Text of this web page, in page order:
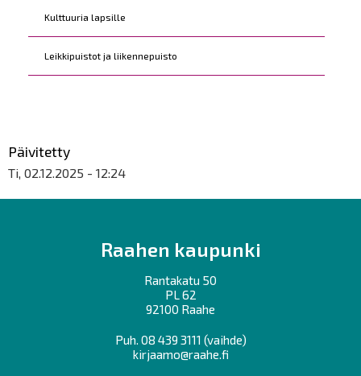
Kulttuuria lapsille
Leikkipuistot ja liikennepuisto
Päivitetty
Ti, 02.12.2025 - 12:24
Raahen kaupunki
Rantakatu 50
PL 62
92100 Raahe
Puh. 08 439 3111 (vaihde)
kirjaamo@raahe.fi